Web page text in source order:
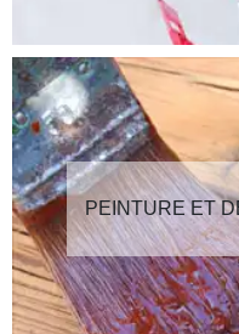
PEINTURE ET